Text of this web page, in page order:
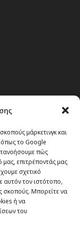
μάρκετινγκ και
το Google
πώς
μας, επιτρέποντάς μας
σχετικό
αυτόν τον ιστότοπο,
σκοπούς. Μπορείτε να
ή να
του